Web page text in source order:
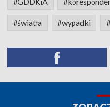
#światła #wypadki